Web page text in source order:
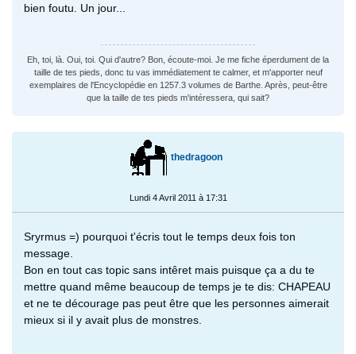
bien foutu. Un jour...
Eh, toi, là. Oui, toi. Qui d'autre? Bon, écoute-moi. Je me fiche éperdument de la
taille de tes pieds, donc tu vas immédiatement te calmer, et m'apporter neuf
exemplaires de l'Encyclopédie en 1257.3 volumes de Barthe. Après, peut-être
que la taille de tes pieds m'intéressera, qui sait?
thedragoon
Lundi 4 Avril 2011 à 17:31
Sryrmus =) pourquoi t'écris tout le temps deux fois ton
message.
Bon en tout cas topic sans intêret mais puisque ça a du te
mettre quand même beaucoup de temps je te dis: CHAPEAU
et ne te décourage pas peut être que les personnes aimerait
mieux si il y avait plus de monstres.